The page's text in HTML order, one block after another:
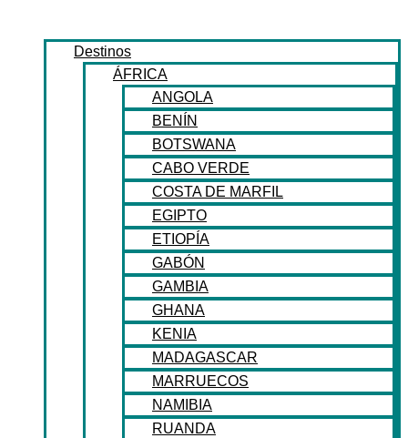
Destinos
ÁFRICA
ANGOLA
BENÍN
BOTSWANA
CABO VERDE
COSTA DE MARFIL
EGIPTO
ETIOPÍA
GABÓN
GAMBIA
GHANA
KENIA
MADAGASCAR
MARRUECOS
NAMIBIA
RUANDA